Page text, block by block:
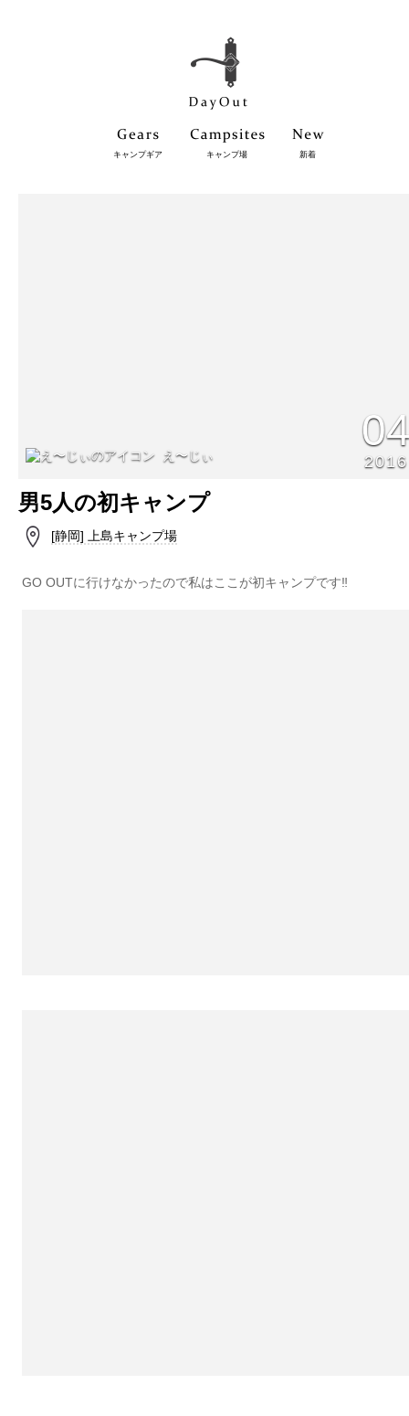
キャンプギア キャンプ場 新着
え〜じぃ 2016
男5人の初キャンプ
[静岡] 上島キャンプ場
GO OUTに行けなかったので私はここが初キャンプです‼︎